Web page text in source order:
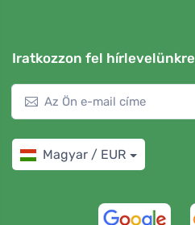
Iratkozzon fel hírlevelünkre
Magyar / EUR